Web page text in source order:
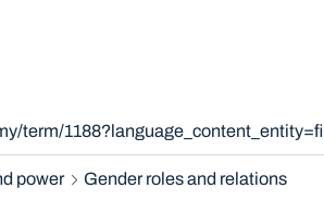
term/1188?language_content_entity=fi
power Gender roles and relations